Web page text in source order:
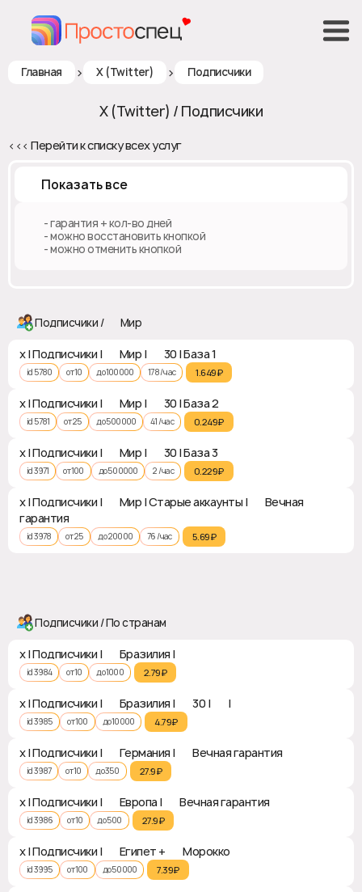
Главная > X (Twitter) > Подписчики
X (Twitter) / Подписчики
<<< Перейти к списку всех услуг
Показать все
♻️ - гарантия + кол-во дней
✅ - можно восстановить кнопкой
❎ - можно отменить кнопкой
Подписчики / 🌍 Мир
x | Подписчики | 🌏 Мир | ♻ 30 | База 1
id 5780 от 10 до 100000 178 / час 1.649₽‎
x | Подписчики | 🌏 Мир | ♻ 30 | База 2
id 5781 от 25 до 500000 41 / час 0.249₽‎
x | Подписчики | 🌏 Мир | ♻ 30 | База 3
id 3971 от 100 до 500000 2 / час 0.229₽‎
x | Подписчики | 🌏 Мир | Старые аккаунты | ♻ Вечная
гарантия
id 3978 от 25 до 20000 76 / час 5.69₽‎
Подписчики / По странам
x | Подписчики | 🇧🇷 Бразилия | ❎
id 3984 от 10 до 1000 2.79₽‎
x | Подписчики | 🇧🇷 Бразилия | ♻ 30 | ❎ | ✅
id 3985 от 100 до 10000 4.79₽‎
x | Подписчики | 🇩🇪 Германия | ♻ Вечная гарантия
id 3987 от 10 до 350 27.9₽‎
x | Подписчики | 🇪🇺 Европа | ♻ Вечная гарантия
id 3986 от 10 до 500 27.9₽‎
x | Подписчики | 🇪🇬 Египет + 🇲🇦 Морокко
id 3995 от 100 до 50000 7.39₽‎